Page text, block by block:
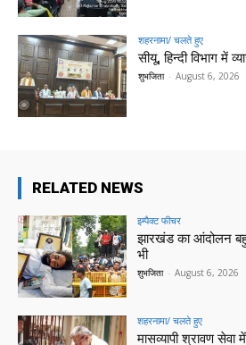
शहरनामा/ चलते हुए
सीयू, हिन्दी विभाग में
शुभजिता - August 6, 2026
RELATED NEWS
इम्पैक्ट फीचर
झारखंड का आंदोलन
भी
शुभजिता - August 6, 2026
शहरनामा/ चलते हुए
मासव्यापी श्रावण सेवा